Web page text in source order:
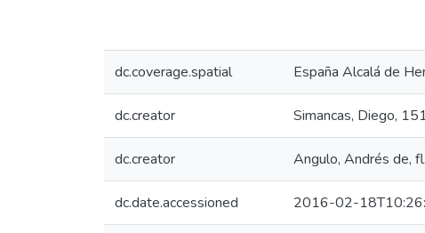
dc.coverage.spatial España Alcalá de
dc.creator Simancas, Diego,
dc.creator Angulo, Andrés de,
dc.date.accessioned 2016-02-